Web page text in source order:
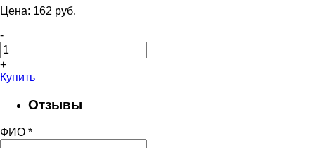
Цена: 162 pуб.
-
+
Купить
Отзывы
ФИО *